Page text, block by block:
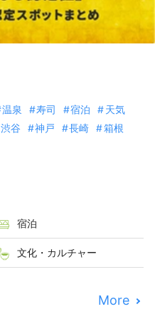
温泉 寿司 宿泊
天気
渋谷 神戸 長崎
箱根
宿泊
文化・カルチャー
More